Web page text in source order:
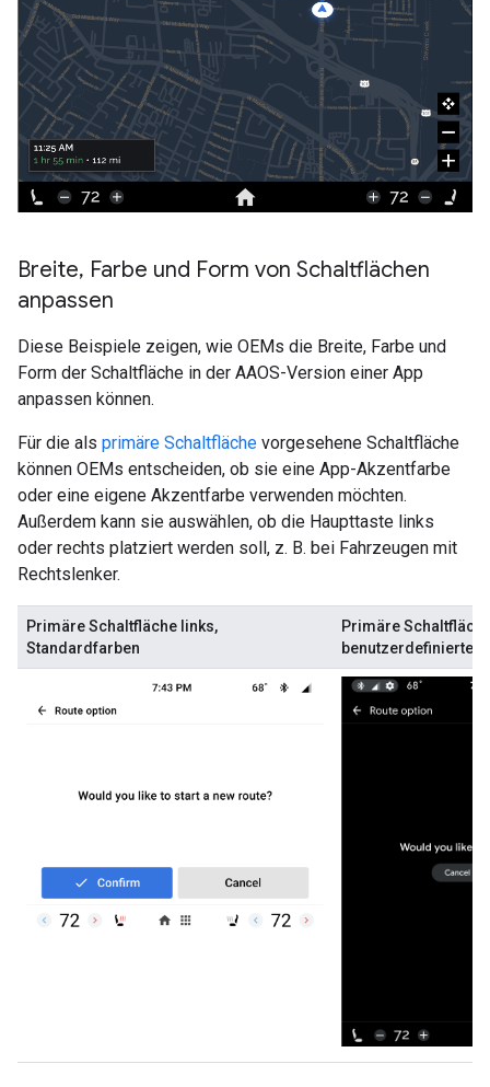
Breite, Farbe und Form von Schaltflächen
anpassen
Diese Beispiele zeigen, wie OEMs die Breite, Farbe und
Form der Schaltfläche in der AAOS-Version einer App
anpassen können.
Für die als primäre Schaltfläche vorgesehene Schaltfläche
können OEMs entscheiden, ob sie eine App-Akzentfarbe
oder eine eigene Akzentfarbe verwenden möchten.
Außerdem kann sie auswählen, ob die Haupttaste links
oder rechts platziert werden soll, z. B. bei Fahrzeugen mit
Rechtslenker.
Primäre Schaltfläche links,
Standardfarben
Primäre
benutzerdefinierte